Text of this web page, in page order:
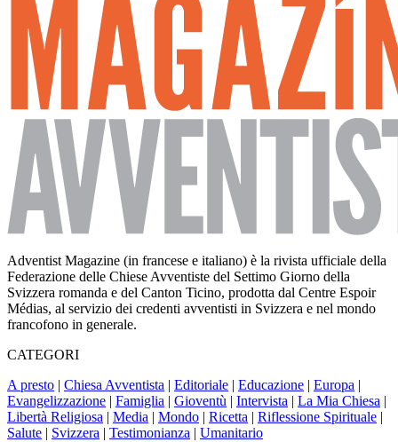
Adventist Magazine (in francese e italiano) è la rivista ufficiale della
Federazione delle Chiese Avventiste del Settimo Giorno della
Svizzera romanda e del Canton Ticino, prodotta dal Centre Espoir
Médias, al servizio dei credenti avventisti in Svizzera e nel mondo
francofono in generale.
CATEGORI
A presto | Chiesa Avventista | Editoriale | Educazione | Europa |
Evangelizzazione | Famiglia | Gioventù | Intervista | La Mia Chiesa |
Libertà Religiosa | Media | Mondo | Ricetta | Riflessione Spirituale |
Salute | Svizzera | Testimonianza | Umanitario